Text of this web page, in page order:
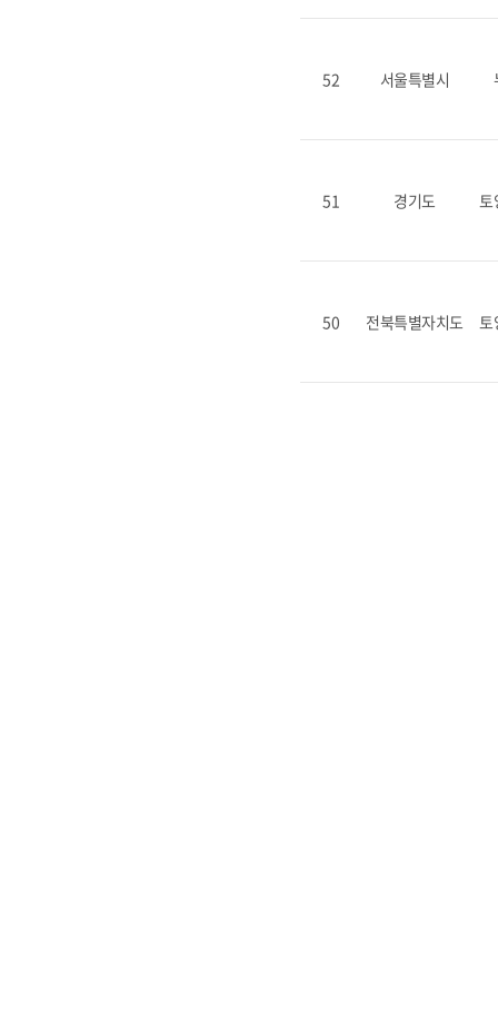
52 서울특별시
51 경기도 토
50 전북특별자치도 토